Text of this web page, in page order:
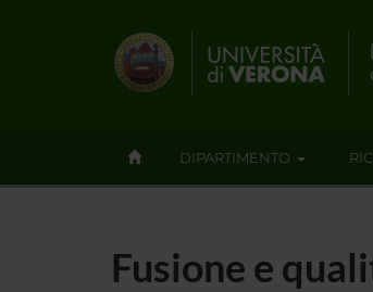
DIPARTIMENTO
Fusione e